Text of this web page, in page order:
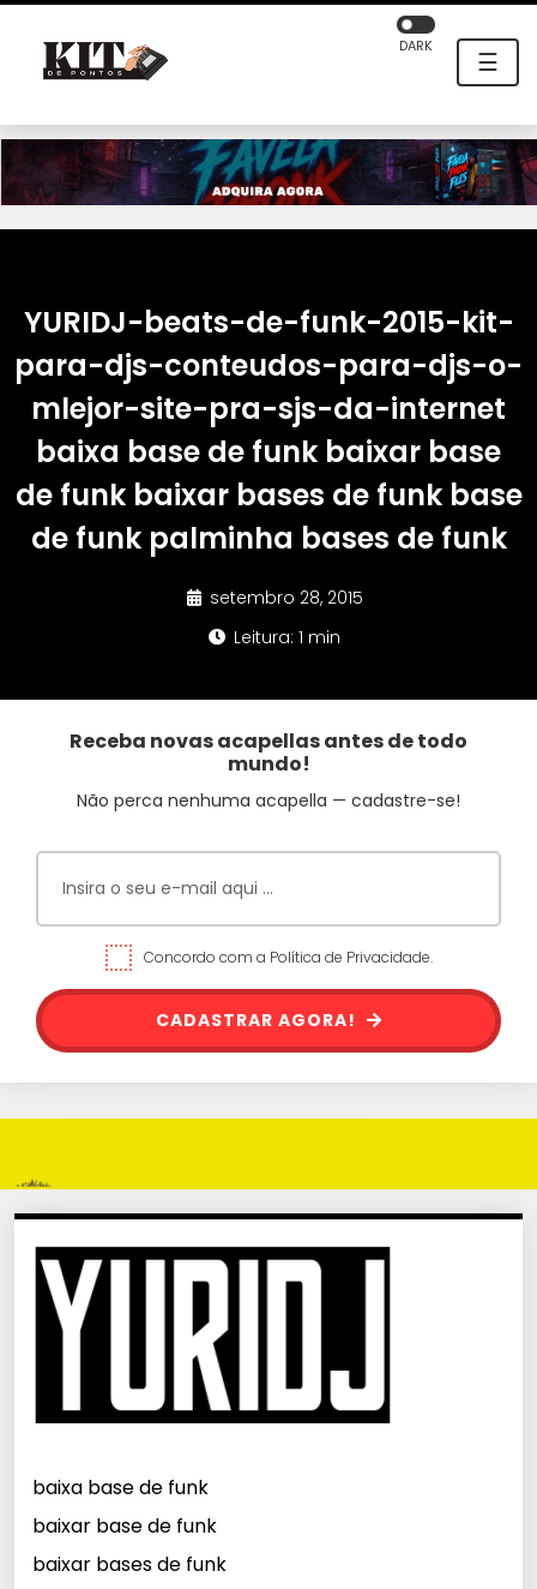
☰
DARK
YURIDJ-beats-de-funk-2015-kit-
para-djs-conteudos-para-djs-o-
mlejor-site-pra-sjs-da-internet
baixa base de funk baixar base
de funk baixar bases de funk base
de funk palminha bases de funk
setembro 28, 2015
Leitura: 1 min
Receba novas acapellas antes de todo
mundo!
Não perca nenhuma acapella — cadastre-se!
Concordo com a Política de Privacidade.
CADASTRAR AGORA!
baixa base de funk
baixar base de funk
baixar bases de funk